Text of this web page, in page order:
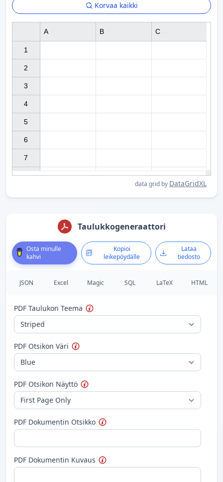
Korvaa kaikki
1
2
3
4
5
6
7
A B C
data grid by DataGridXL
Taulukkogeneraattori
Osta minulle
kahvi
Kopioi
leikepöydälle
Lataa
tiedosto
JSON Excel Magic SQL LaTeX HTML
PDF Taulukon Teema
PDF Otsikon Väri
PDF Otsikon Näyttö
PDF Dokumentin Otsikko
PDF Dokumentin Kuvaus